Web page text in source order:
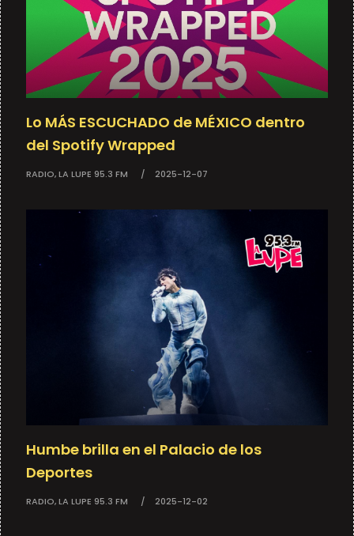
Lo MÁS ESCUCHADO de MÉXICO dentro
del Spotify Wrapped
RADIO, LA LUPE 95.3 FM 2025-12-07
Humbe brilla en el Palacio de los
Deportes
RADIO, LA LUPE 95.3 FM 2025-12-02